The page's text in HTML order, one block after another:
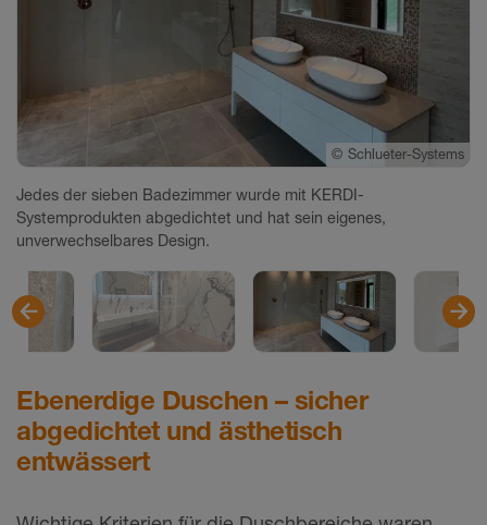
© Schlueter-Systems
Jedes der sieben Badezimmer wurde mit KERDI-
Systemprodukten abgedichtet und hat sein eigenes,
unverwechselbares Design.
© Schlueter-Systems
© Schlueter-Systems
© Schlueter-Systems
Ebenerdige Duschen – sicher
abgedichtet und ästhetisch
entwässert